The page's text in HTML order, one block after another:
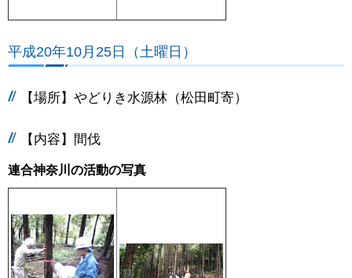
平成20年10月25日（土曜日）
【場所】やどりき水源林（松田町寄）
【内容】間伐
連合神奈川の活動の写真